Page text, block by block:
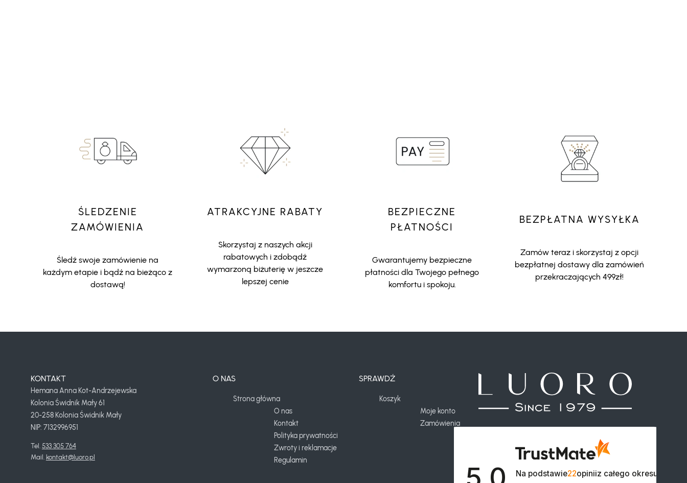
ŚLEDZENIE
ZAMÓWIENIA
Śledź swoje zamówienie na
każdym etapie i bądź na bieżąco z
dostawą!
ATRAKCYJNE RABATY
Skorzystaj z naszych akcji
rabatowych i zdobądź
wymarzoną biżuterię w jeszcze
lepszej cenie
BEZPIECZNE
PŁATNOŚCI
Gwarantujemy bezpieczne
płatności dla Twojego pełnego
komfortu i spokoju.
BEZPŁATNA WYSYŁKA
Zamów teraz i skorzystaj z opcji
bezpłatnej dostawy dla zamówień
przekraczających 499zł!
KONTAKT
Hemana Anna Kot-Andrzejewska
Kolonia Świdnik Mały 61
20-258 Kolonia Świdnik Mały
NIP: 7132996951
Tel. 533 305 764
Mail. kontakt@luoro.pl
O NAS
Strona główna
O nas
Kontakt
Polityka prywatności
Zwroty i reklamacje
Regulamin
SPRAWDŹ
Koszyk
Moje konto
Zamówienia
Na podstawie22opiniiz całego okresu